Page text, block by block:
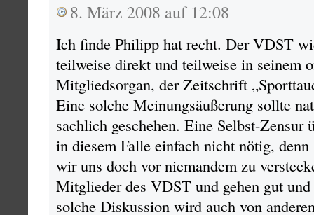
8. März 2008 auf 12:08
Ich finde Philipp hat recht. Der VDST
teilweise direkt und teilweise in seinem
Mitgliedsorgan, der Zeitschrift
Eine solche Meinungsäußerung sollte
sachlich geschehen. Eine Selbst-
in diesem Falle einfach nicht nötig,
wir uns doch vor niemandem zu
Mitglieder des VDST und gehen gut
solche Diskussion wird auch von